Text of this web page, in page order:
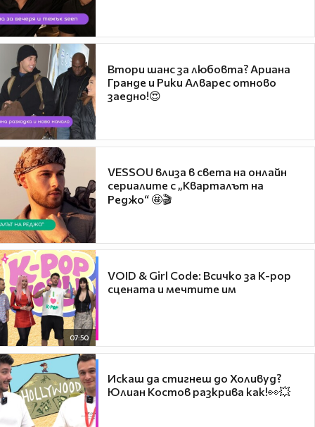
Втори шанс за любовта? Ариана
Гранде и Рики Алварес отново
заедно!😍
VESSOU влиза в света на онлайн
сериалите с „Кварталът на
Реджо“ 🤩🎬
07:50
VOID & Girl Code: Всичко за K-pop
сцената и мечтите им
Искаш да стигнеш до Холивуд?
Юлиан Костов разкрива как!👀💥